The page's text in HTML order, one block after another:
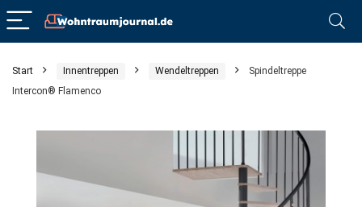
Start Innentreppen Wendeltreppen
Spindeltreppe
Intercon® Flamenco